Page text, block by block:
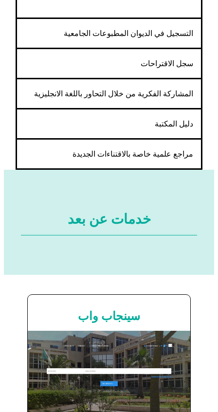
التسجيل في الديوان المطبوعات الجامعية
سجل الاقتراحات
المشاركة الفكرية من خلال التحاور باللغة الانجليزية
دليل المكتبة
مراجع علمية خاصة بالاقتناءات الجديدة
خدمات عن بعد
سينجاب واب
سينجاب واب